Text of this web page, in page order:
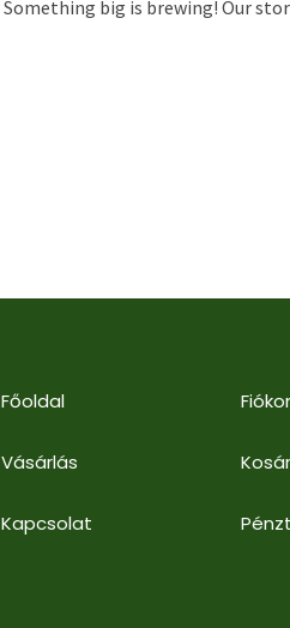
Something big is brewing! Our
Főoldal
Vásárlás
Kapcsolat
Kosár